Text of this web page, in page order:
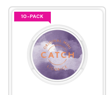
10-PACK